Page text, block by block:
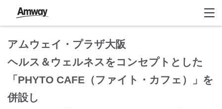
アムウェイ・プラザ大阪
ヘルス＆ウェルネスをコンセプトとした
「PHYTO CAFE（ファイト・カフェ）」を
併設し